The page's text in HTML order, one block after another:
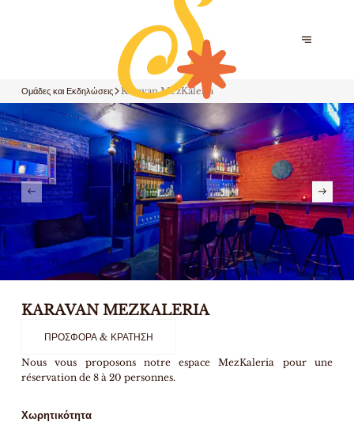
Ομάδες και Εκδηλώσεις Karavan MezKaleria
KARAVAN MEZKALERIA
ΠΡΟΣΦΟΡΆ & ΚΡΆΤΗΣΗ
Nous vous proposons notre espace MezKaleria pour une
réservation de 8 à 20 personnes.
Χωρητικότητα